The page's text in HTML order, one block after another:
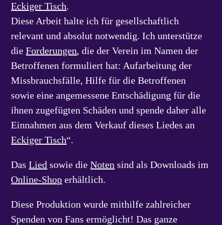
Eckiger Tisch.
Diese Arbeit halte ich für gesellschaftlich
relevant und absolut notwendig. Ich unterstütze
dieForderungen, die der Verein im Namen der
Betroffenen formuliert hat: Aufarbeitung der
Missbrauchsfälle, Hilfe für die Betroffenen
sowie eine angemessene Entschädigung für die
ihnen zugefügten Schäden und spende daher alle
Einnahmen aus dem Verkauf dieses Liedes an
Eckiger Tisch“.
DasLied sowie dieNoten sind als Downloads im
Online-Shop erhältlich.
Diese Produktion wurde mithilfe zahlreicher
Spenden von Fans ermöglicht! Das ganze